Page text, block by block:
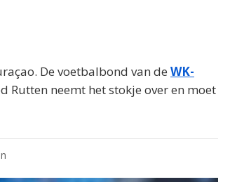
De voetbalbond van de WK-
Rutten neemt het stokje over en moet